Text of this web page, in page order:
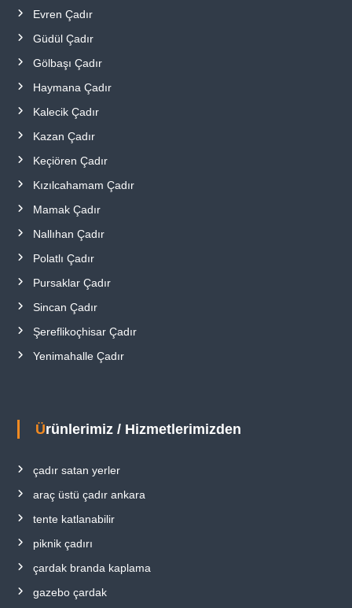
Evren Çadır
Güdül Çadır
Gölbaşı Çadır
Haymana Çadır
Kalecik Çadır
Kazan Çadır
Keçiören Çadır
Kızılcahamam Çadır
Mamak Çadır
Nallıhan Çadır
Polatlı Çadır
Pursaklar Çadır
Sincan Çadır
Şereflikoçhisar Çadır
Yenimahalle Çadır
Ürünlerimiz / Hizmetlerimizden
çadır satan yerler
araç üstü çadır ankara
tente katlanabilir
piknik çadırı
çardak branda kaplama
gazebo çardak